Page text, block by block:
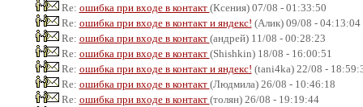
Re: ошибка при входе в контакт (Ксения) 07/08 - 01:33:50
Re: ошибка при входе в контакт и яндекс! (Алик) 09/08 - 04:13:04
Re: ошибка при входе в контакт (андрей) 11/08 - 00:28:23
Re: ошибка при входе в контакт (Shishkin) 18/08 - 16:00:51
Re: ошибка при входе в контакт и яндекс! (tani4ka) 22/08 -
Re: ошибка при входе в контакт (Людмила) 26/08 - 10:46:18
Re: ошибка при входе в контакт (толян) 26/08 - 19:19:44